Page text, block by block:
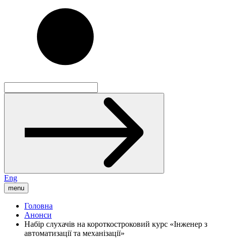
Eng
menu
Головна
Анонси
Набір слухачів на короткостроковий курс «Інженер з
автоматизації та механізації»